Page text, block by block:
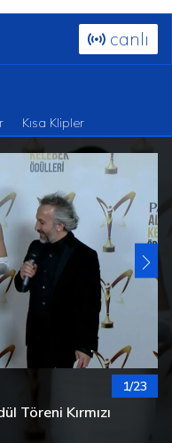
canlı
Kısa Klipler
1/23
Töreni Kırmızı